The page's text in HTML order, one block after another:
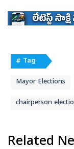
# Tag
Mayor Elections
chairperson
Related